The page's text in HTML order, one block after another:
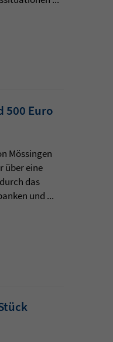
500 Euro
Mössingen
über eine
das
und ...